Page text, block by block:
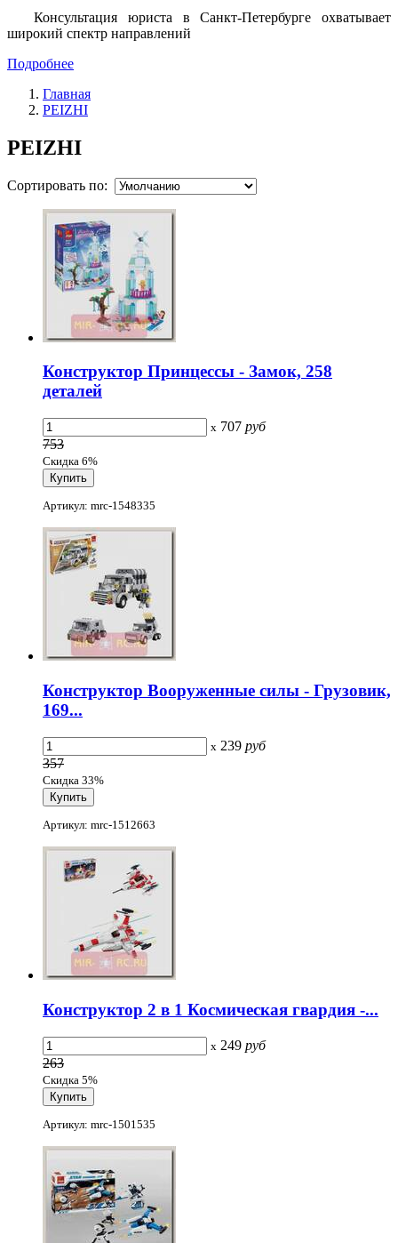
Консультация юриста в Санкт-Петербурге охватывает
широкий спектр направлений
Подробнее
Главная
PEIZHI
PEIZHI
Сортировать по:
Конструктор Принцессы - Замок, 258
деталей
x 707 руб
753
Скидка 6%
Артикул: mrc-1548335
Конструктор Вооруженные силы - Грузовик,
169...
x 239 руб
357
Скидка 33%
Артикул: mrc-1512663
Конструктор 2 в 1 Космическая гвардия -...
x 249 руб
263
Скидка 5%
Артикул: mrc-1501535